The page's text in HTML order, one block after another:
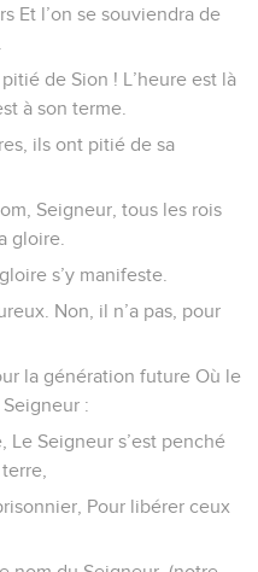
Et l’on se souviendra de
de Sion ! L’heure est là
à son terme.
ils ont pitié de sa
Seigneur, tous les rois
gloire.
s’y manifeste.
Non, il n’a pas, pour
la génération future Où le
:
Le Seigneur s’est penché
Pour libérer ceux